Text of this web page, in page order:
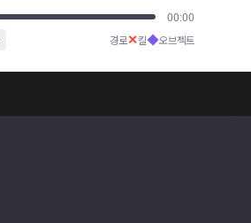
00:00
경로✕킬◆오브젝트